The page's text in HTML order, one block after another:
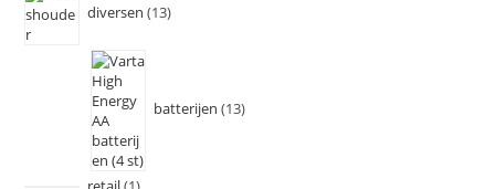
diversen 13
batterijen 13